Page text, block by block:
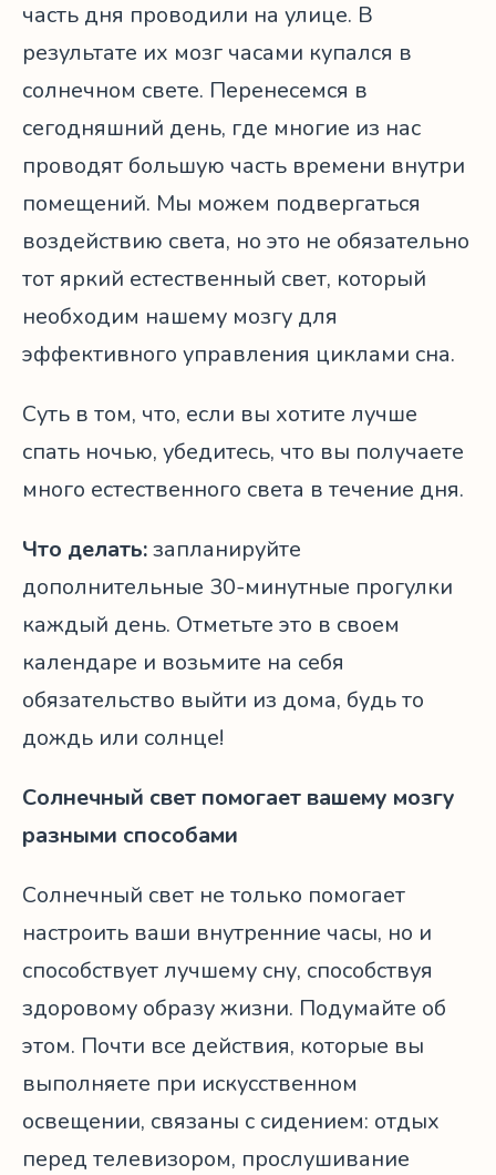
часть дня проводили на улице. В
результате их мозг часами купался в
солнечном свете. Перенесемся в
сегодняшний день, где многие из нас
проводят большую часть времени внутри
помещений. Мы можем подвергаться
воздействию света, но это не обязательно
тот яркий естественный свет, который
необходим нашему мозгу для
эффективного управления циклами сна.
Суть в том, что, если вы хотите лучше
спать ночью, убедитесь, что вы получаете
много естественного света в течение дня.
Что делать:запланируйте
дополнительные 30-минутные прогулки
каждый день. Отметьте это в своем
календаре и возьмите на себя
обязательство выйти из дома, будь то
дождь или солнце!
Солнечный свет помогает вашему мозгу
разными способами
Солнечный свет не только помогает
настроить ваши внутренние часы, но и
способствует лучшему сну, способствуя
здоровому образу жизни. Подумайте об
этом. Почти все действия, которые вы
выполняете при искусственном
освещении, связаны с сидением: отдых
перед телевизором, прослушивание